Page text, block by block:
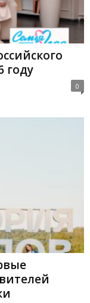
году
0